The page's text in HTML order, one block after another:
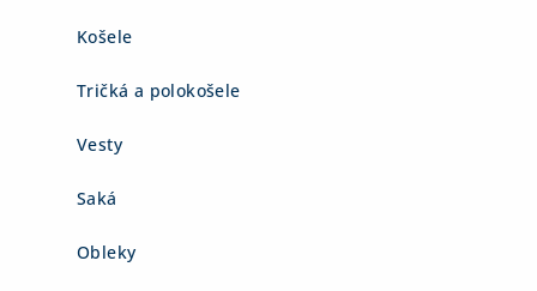
Košele
Tričká a polokošele
Vesty
Saká
Obleky